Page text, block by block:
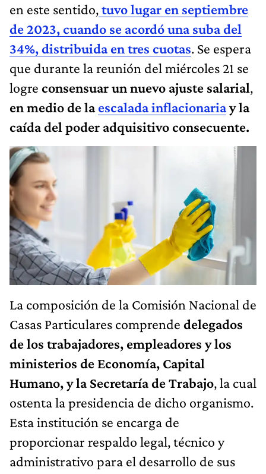
en este sentido,tuvo lugar en septiembre
de 2023, cuando se acordó una suba del
34%, distribuida en tres cuotas. Se espera
que durante la reunión del miércoles 21 se
logre consensuar un nuevo ajuste salarial,
en medio de laescalada inflacionariay la
caída del poder adquisitivo consecuente.
La composición de la Comisión Nacional de
Casas Particulares comprende delegados
de los trabajadores, empleadores y los
ministerios de Economía, Capital
Humano, y la Secretaría de Trabajo, la cual
ostenta la presidencia de dicho organismo.
Esta institución se encarga de
proporcionar respaldo legal, técnico y
administrativo para el desarrollo de sus